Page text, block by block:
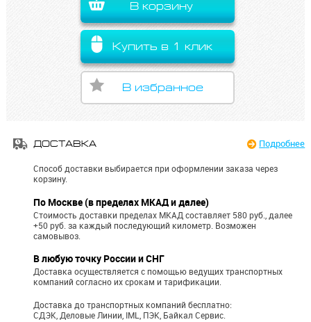
В корзину
Купить в 1 клик
В избранное
ДОСТАВКА Подробнее
Способ доставки выбирается при оформлении заказа через
корзину.
По Москве (в пределах МКАД и далее)
Стоимость доставки пределах МКАД составляет 580 руб., далее
+50 руб. за каждый последующий километр. Возможен
самовывоз.
В любую точку России и СНГ
Доставка осуществляется с помощью ведущих транспортных
компаний согласно их срокам и тарификации.
Доставка до транспортных компаний бесплатно:
СДЭК, Деловые Линии, IML, ПЭК, Байкал Сервис.